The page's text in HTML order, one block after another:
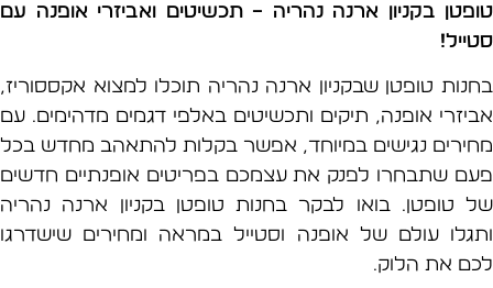
בקניון ארנה נהריה – תכשיטים ואביזרי אופנהעם
טופטן שבקניון ארנה נהריה תוכלו למצוא אקססוריז,
אופנה, תיקים ותכשיטים באלפי דגמים מדהימים. עם
נגישים במיוחד, אפשר בקלות להתאהב מחדש בכל
שתבחרו לפנק את עצמכם בפריטים אופנתיים חדשים
בואו לבקר בחנות טופטן בקניון ארנה נהריה
עולם של אופנה וסטייל במראה ומחירים שישדרגו
את הלוק.